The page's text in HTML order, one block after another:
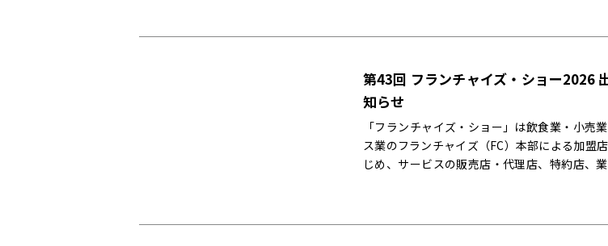
第43回 フランチャイズ・ショー2026
知らせ
「フランチャイズ・ショー」は飲食業・小売
ス業のフランチャイズ（FC）本部による加盟
じめ、サービスの販売店・代理店、特約店、